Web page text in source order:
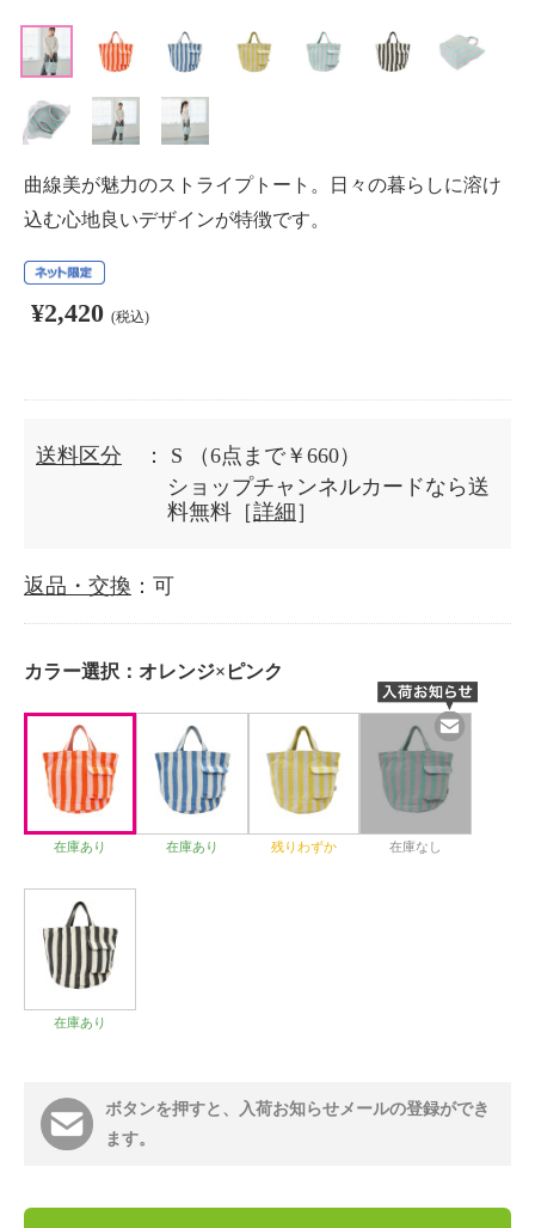
曲線美が魅力のストライプトート。日々の暮らしに溶け
込む心地良いデザインが特徴です。
¥2,420 (税込)
送料区分 ： S
（6点まで￥660）
ショップチャンネルカードなら送
料無料［詳細 ］
返品・交換 ：可
カラー選択： オレンジ×ピンク
在庫あり 在庫あり 残りわずか 在庫なし
在庫あり
ボタンを押すと、入荷お知らせメールの登録ができ
ます。